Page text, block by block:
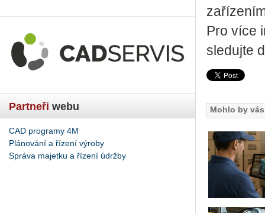
Partneři webu
CAD programy 4M
Plánování a řízení výroby
Správa majetku a řízení údržby
Pro více
sledujte
Mohlo by